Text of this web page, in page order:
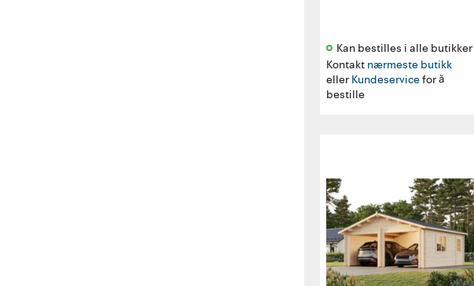
Kan bestilles i alle butikker
Kontakt nærmeste butikk
ellerKundeservicefor å
bestille